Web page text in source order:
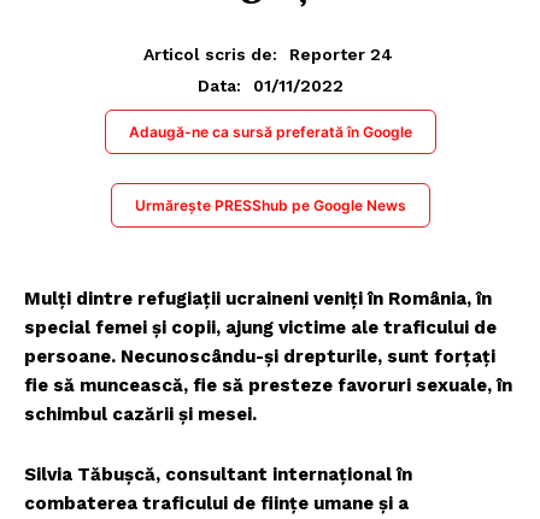
Articol scris de:
Reporter 24
Data:
01/11/2022
Adaugă-ne ca sursă preferată în Google
Urmărește PRESShub pe Google News
Mulţi dintre refugiaţii ucraineni veniţi în România, în
special femei şi copii, ajung victime ale traficului de
persoane. Necunoscându-şi drepturile, sunt forţaţi
fie să muncească, fie să presteze favoruri sexuale, în
schimbul cazării şi mesei.
Silvia Tăbuşcă, consultant internațional în
combaterea traficului de ființe umane și a